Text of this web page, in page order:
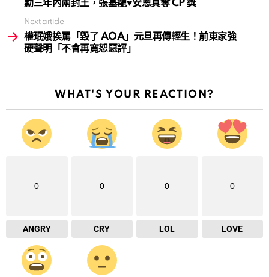
勳三年內兩封王，張基龍♥安恩真奪 CP 獎
Next article
權珉娥挨罵「毀了 AOA」元旦再傳輕生！前東家強
硬聲明「不會再寬恕惡評」
WHAT'S YOUR REACTION?
0
ANGRY
0
CRY
0
LOL
0
LOVE